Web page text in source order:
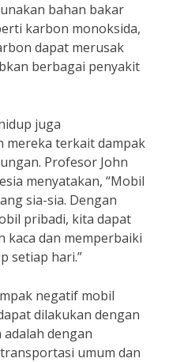
bahan bakar
karbon monoksida,
dapat merusak
berbagai penyakit
juga
mereka terkait dampak
Profesor John
menyatakan, “Mobil
sia-sia. Dengan
pribadi, kita dapat
kaca dan memperbaiki
setiap hari.”
negatif mobil
dilakukan dengan
dengan
umum dan